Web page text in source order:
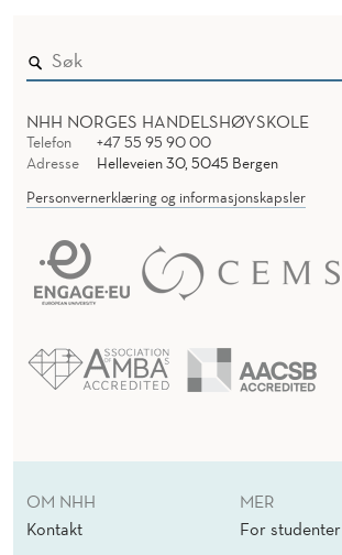
NHH NORGES HANDELSHØYSKOLE
Telefon
+47 55 95 90 00
Adresse
Helleveien 30, 5045 Bergen
Personvernerklæring og informasjonskapsler
OM NHH
Kontakt
MER
For studenter